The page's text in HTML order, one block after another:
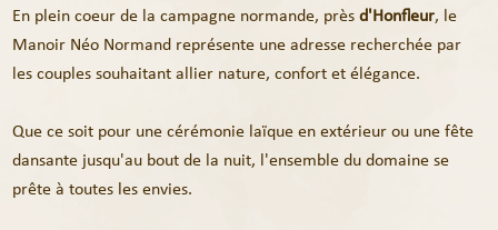
En plein coeur de la campagne normande, prèsd'Honfleur, le
Manoir Néo Normand représente une adresse recherchée par
les couples souhaitant allier nature, confort et élégance.
Que ce soit pour une cérémonie laïque en extérieur ou une fête
dansante jusqu'au bout de la nuit, l'ensemble du domaine se
prête à toutes les envies.